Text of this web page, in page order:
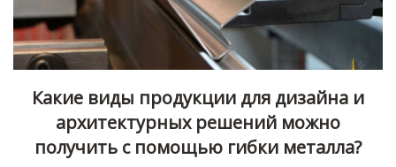
Какие виды продукции для дизайна и
архитектурных решений можно
получить с помощью гибки металла?